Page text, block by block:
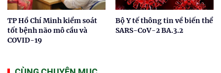
TP Hồ Chí Minh kiểm soát
tốt bệnh não mô cầu và
COVID-19
Bộ Y tế thông tin về biến thể
SARS-CoV-2 BA.3.2